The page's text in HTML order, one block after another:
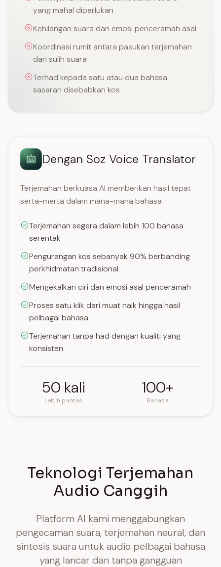
yang mahal diperlukan
Kehilangan suara dan emosi penceramah asal
Koordinasi rumit antara pasukan terjemahan
dan sulih suara
Terhad kepada satu atau dua bahasa
sasaran disebabkan kos
Dengan Soz Voice Translator
Terjemahan berkuasa AI memberikan hasil tepat
serta-merta dalam mana-mana bahasa
Terjemahan segera dalam lebih 100 bahasa
serentak
Pengurangan kos sebanyak 90% berbanding
perkhidmatan tradisional
Mengekalkan ciri dan emosi asal penceramah
Proses satu klik dari muat naik hingga hasil
pelbagai bahasa
Terjemahan tanpa had dengan kualiti yang
konsisten
50 kali
Lebih pantas
100+
Bahasa
Teknologi Terjemahan
Audio Canggih
Platform AI kami menggabungkan
pengecaman suara, terjemahan neural, dan
sintesis suara untuk audio pelbagai bahasa
yang lancar dan tanpa gangguan